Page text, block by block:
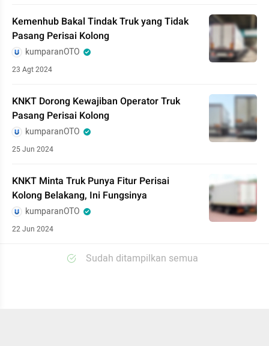
Kemenhub Bakal Tindak Truk yang Tidak
Pasang Perisai Kolong
kumparanOTO
23 Agt 2024
KNKT Dorong Kewajiban Operator Truk
Pasang Perisai Kolong
kumparanOTO
25 Jun 2024
KNKT Minta Truk Punya Fitur Perisai
Kolong Belakang, Ini Fungsinya
kumparanOTO
22 Jun 2024
Sudah ditampilkan semua